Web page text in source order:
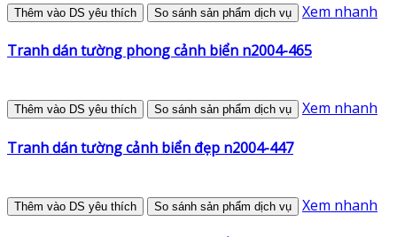
Thêm vào DS yêu thích So sánh sản phẩm dịch vụ Xem nhanh
Tranh dán tường phong cảnh biển n2004-465
Thêm vào DS yêu thích So sánh sản phẩm dịch vụ Xem nhanh
Tranh dán tường cảnh biển đẹp n2004-447
Thêm vào DS yêu thích So sánh sản phẩm dịch vụ Xem nhanh